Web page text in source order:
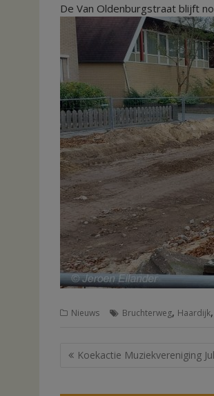
De Van Oldenburgstraat blijft
Nieuws Bruchterweg, Haardijk,
Bericht
Koekactie Muziekvereniging